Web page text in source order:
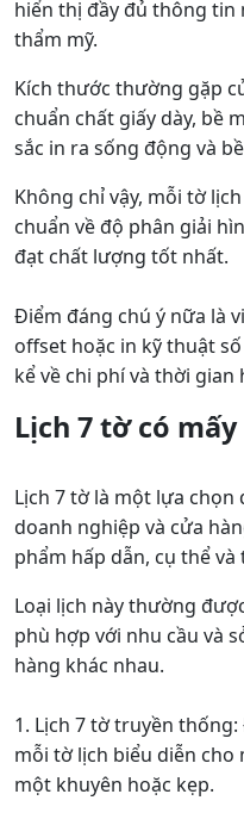
hiển thị đầy đủ thông
thẩm mỹ.
Kích thước thường gặp
chuẩn chất giấy dày, bề
sắc in ra sống động và
Không chỉ vậy, mỗi tờ
chuẩn về độ phân giải
đạt chất lượng tốt nhất.
Điểm đáng chú ý nữa là
offset hoặc in kỹ thuật
kể về chi phí và thời gian
Lịch 7 tờ có
Lịch 7 tờ là một lựa chọn
doanh nghiệp và cửa
phẩm hấp dẫn, cụ thể và
Loại lịch này thường
phù hợp với nhu cầu và
hàng khác nhau.
1. Lịch 7 tờ truyền
mỗi tờ lịch biểu diễn
một khuyên hoặc kẹp.